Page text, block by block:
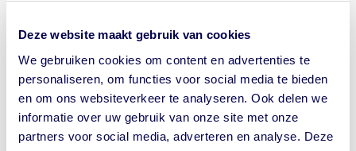
Deze website maakt gebruik van cookies
We gebruiken cookies om content en advertenties te
personaliseren, om functies voor social media te bieden
en om ons websiteverkeer te analyseren. Ook delen we
informatie over uw gebruik van onze site met onze
partners voor social media, adverteren en analyse. Deze
Monaco
Hieronder vind je antwoorden op de meest gestelde
vragen over vaccinaties en gezondheidsadviezen voor
Monaco.